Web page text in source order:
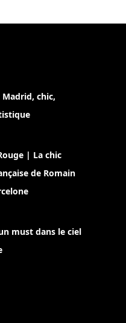
chic,
| La chic
de Romain
must dans le ciel